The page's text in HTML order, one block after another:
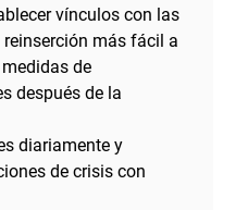
vínculos con las
más fácil a
de
después de la
diariamente y
de crisis con